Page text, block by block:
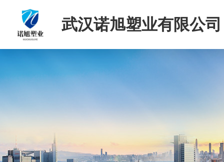
武汉诺旭塑业有限公司